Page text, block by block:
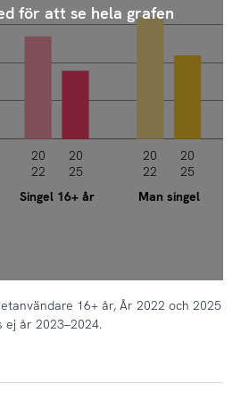
Singel 16+ år Man singel
20
22
20
25
20
22
20
25
för att se hela grafen
16+ år, År 2022 och 2025
ej år 2023–2024.